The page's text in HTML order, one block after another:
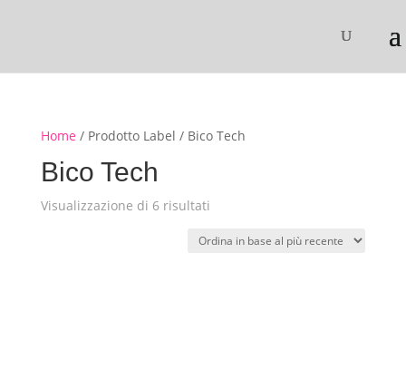
Home / Prodotto Label / Bico Tech
Bico Tech
Visualizzazione di 6 risultatiOrdina
base